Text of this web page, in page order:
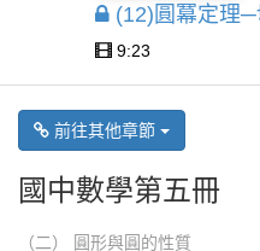
(12)圓冪定理
9:23
前往其他章節
國中數學第五冊
（二） 圓形與圓的性質